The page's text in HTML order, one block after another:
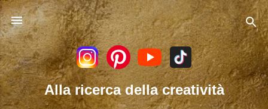
Passa ai contenuti principali
Alla ricerca della creatività